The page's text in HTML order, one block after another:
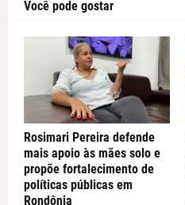
Você pode gostar
Rosimari Pereira defende
mais apoio às mães solo e
propõe fortalecimento de
políticas públicas em
Rondônia